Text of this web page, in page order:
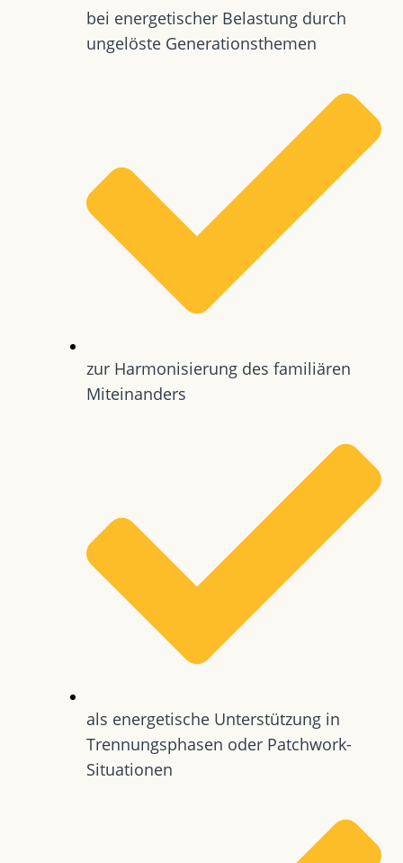
bei energetischer Belastung durch
ungelöste Generationsthemen
zur Harmonisierung des familiären
Miteinanders
als energetische Unterstützung in
Trennungsphasen oder Patchwork-
Situationen